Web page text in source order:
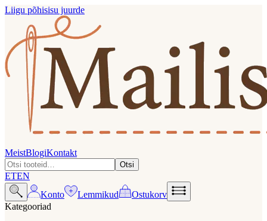
Liigu põhisisu juurde
MeistBlogiKontakt
Otsi
ETEN
Konto
Lemmikud
Ostukorv
Kategooriad